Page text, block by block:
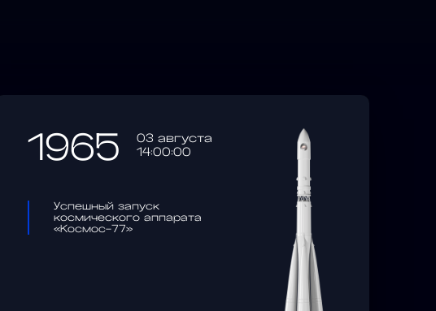
1965
03 августа
14:00:00
Успешный запуск
космического аппарата
«Космос-77»